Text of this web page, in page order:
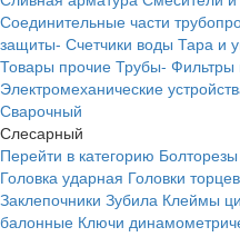
Соединительные части
защиты- Счетчики воды Тара и
Товары прочие Трубы- Фильтры
Электромеханические
Сварочный
Слесарный
Перейти в категорию
Головка ударная Головки
Заклепочники Зубила Клеймы
балонные Ключи